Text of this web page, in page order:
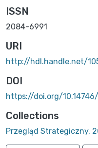
ISSN
2084-6991
URI
http://hdl.handle.net/
DOI
https://doi.org/10.14746/
Collections
Przegląd Strategiczny,